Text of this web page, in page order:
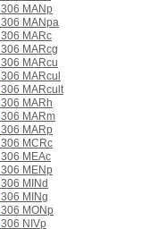
306 MANp
306 MANpa
306 MARc
306 MARcg
306 MARcu
306 MARcul
306 MARcult
306 MARh
306 MARm
306 MARp
306 MCRc
306 MEAc
306 MENp
306 MINd
306 MINg
306 MONp
306 NIVp